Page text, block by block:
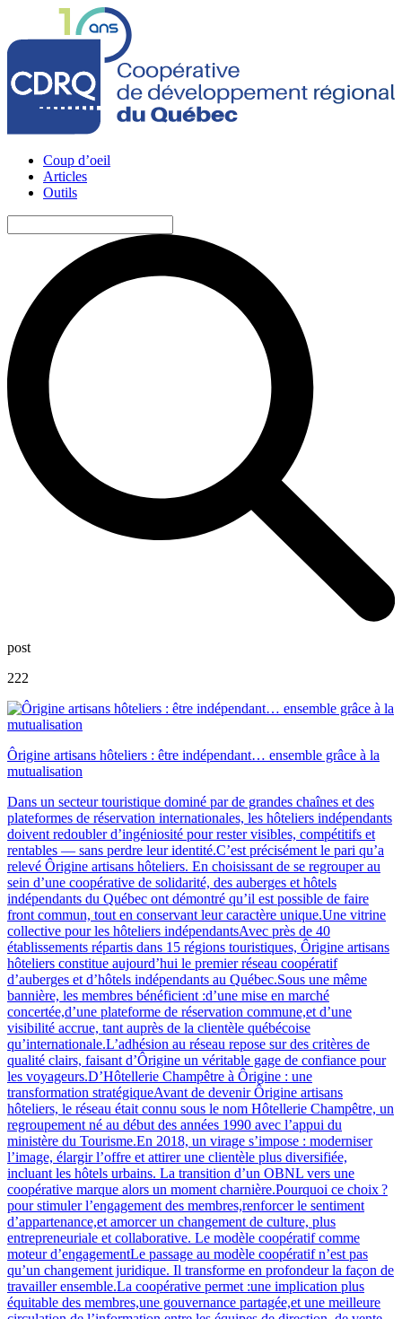
Coup d’oeil
Articles
Outils
post
222
Ôrigine artisans hôteliers : être indépendant… ensemble grâce à la
mutualisation
Dans un secteur touristique dominé par de grandes chaînes et des
plateformes de réservation internationales, les hôteliers indépendants
doivent redoubler d’ingéniosité pour rester visibles, compétitifs et
rentables — sans perdre leur identité.C’est précisément le pari qu’a
relevé Ôrigine artisans hôteliers. En choisissant de se regrouper au
sein d’une coopérative de solidarité, des auberges et hôtels
indépendants du Québec ont démontré qu’il est possible de faire
front commun, tout en conservant leur caractère unique.Une vitrine
collective pour les hôteliers indépendantsAvec près de 40
établissements répartis dans 15 régions touristiques, Ôrigine artisans
hôteliers constitue aujourd’hui le premier réseau coopératif
d’auberges et d’hôtels indépendants au Québec.Sous une même
bannière, les membres bénéficient :d’une mise en marché
concertée,d’une plateforme de réservation commune,et d’une
visibilité accrue, tant auprès de la clientèle québécoise
qu’internationale.L’adhésion au réseau repose sur des critères de
qualité clairs, faisant d’Ôrigine un véritable gage de confiance pour
les voyageurs.D’Hôtellerie Champêtre à Ôrigine : une
transformation stratégiqueAvant de devenir Ôrigine artisans
hôteliers, le réseau était connu sous le nom Hôtellerie Champêtre, un
regroupement né au début des années 1990 avec l’appui du
ministère du Tourisme.En 2018, un virage s’impose : moderniser
l’image, élargir l’offre et attirer une clientèle plus diversifiée,
incluant les hôtels urbains. La transition d’un OBNL vers une
coopérative marque alors un moment charnière.Pourquoi ce choix ?
pour stimuler l’engagement des membres,renforcer le sentiment
d’appartenance,et amorcer un changement de culture, plus
entrepreneuriale et collaborative. Le modèle coopératif comme
moteur d’engagementLe passage au modèle coopératif n’est pas
qu’un changement juridique. Il transforme en profondeur la façon de
travailler ensemble.La coopérative permet :une implication plus
équitable des membres,une gouvernance partagée,et une meilleure